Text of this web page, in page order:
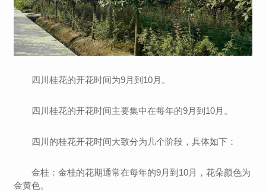
四川桂花的开花时间为9月到10月。
四川桂花的开花时间主要集中在每年的9月到10月。
四川的桂花开花时间大致分为几个阶段，具体如下：
金桂：金桂的花期通常在每年的9月到10月，花朵颜色为
金黄色。